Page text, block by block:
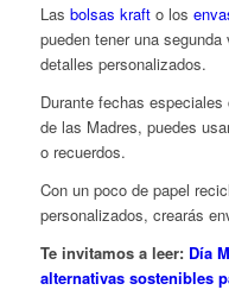
Las bolsas krafto los
pueden tener una segunda
detalles personalizados.
Durante fechas
de las Madres, puedes
o recuerdos.
Con un poco de papel
personalizados, crearás
Te invitamos a leer: Día
alternativas sostenibles